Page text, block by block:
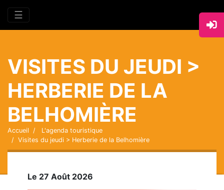
☰
VISITES DU JEUDI >
HERBERIE DE LA
BELHOMIÈRE
Accueil
L'agenda touristique
Visites du jeudi > Herberie de la Belhomière
Le 27 Août 2026